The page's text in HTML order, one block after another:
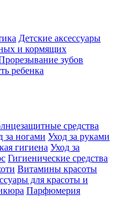
Детские аксессуары
и кормящих
зубов
ребенка
средства
за ногами Уход за руками
гигиена Уход за
Гигиенические средства
Витамины красоты
для красоты и
Парфюмерия